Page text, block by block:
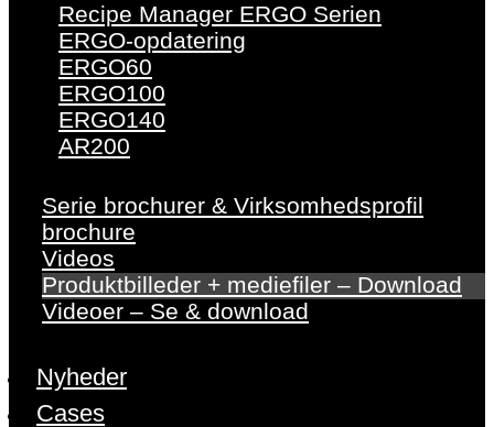
Recipe Manager ERGO Serien
ERGO-opdatering
ERGO60
ERGO100
ERGO140
AR200
Serie brochurer & Virksomhedsprofil
brochure
Videos
Produktbilleder + mediefiler – Download
Videoer – Se & download
Nyheder
Cases